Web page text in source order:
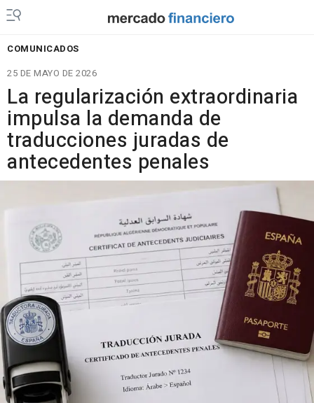
COMUNICADOS
25 DE MAYO DE 2026
La regularización extraordinaria
impulsa la demanda de
traducciones juradas de
antecedentes penales